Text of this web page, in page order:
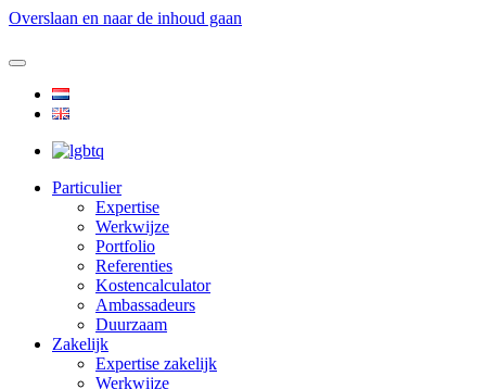
Overslaan en naar de inhoud gaan
Particulier
Expertise
Werkwijze
Portfolio
Referenties
Kostencalculator
Ambassadeurs
Duurzaam
Zakelijk
Expertise zakelijk
Werkwijze